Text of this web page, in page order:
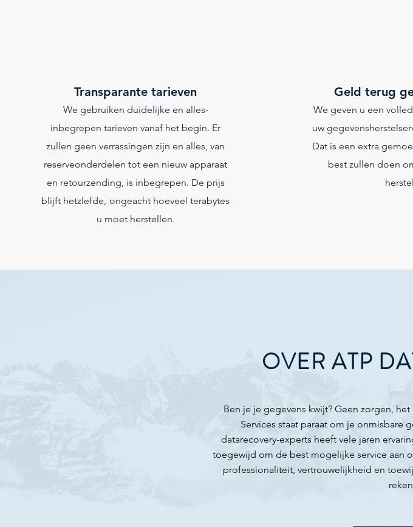
Transparante tarieven
We gebruiken duidelijke en alles-
inbegrepen tarieven vanaf het begin. Er
zullen geen verrassingen zijn en alles, van
reserveonderdelen tot een nieuw apparaat
en retourzending, is inbegrepen. De prijs
blijft hetzlefde, ongeacht hoeveel terabytes
u moet herstellen.
Geld terug
We geven u een
uw
Dat is een extra
best zullen doen
OVER ATP
​Ben je je gegevens kwijt? Geen zorgen,
Services staat paraat om je onmisbare
datarecovery-experts heeft vele jaren
toegewijd om de best mogelijke service aan
professionaliteit, vertrouwelijkheid en